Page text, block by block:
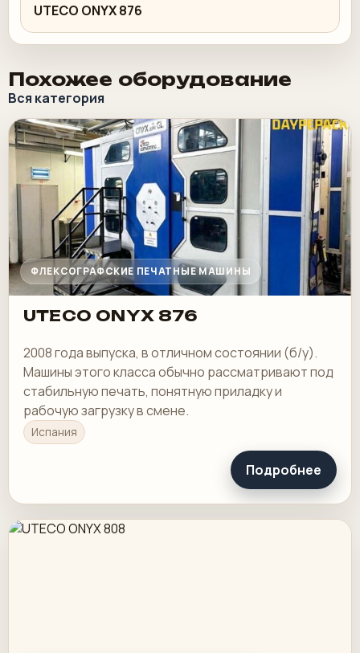
UTECO ONYX 876
Похожее оборудование
Вся категория
ФЛЕКСОГРАФСКИЕ ПЕЧАТНЫЕ МАШИНЫ
UTECO ONYX 876
2008 года выпуска, в отличном состоянии (б/у).
Машины этого класса обычно рассматривают под
стабильную печать, понятную приладку и
рабочую загрузку в смене.
Испания
Подробнее